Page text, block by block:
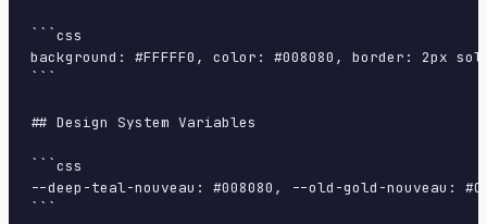
```css
background: #FFFFF0, color: #008080, border: 2px
```
## Design System Variables
```css
--deep-teal-nouveau: #008080, --old-gold-nouveau:
```